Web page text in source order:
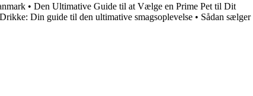
• Den Ultimative Guide til at Vælge en Prime Pet til Dit
Din guide til den ultimative smagsoplevelse • Sådan sælger